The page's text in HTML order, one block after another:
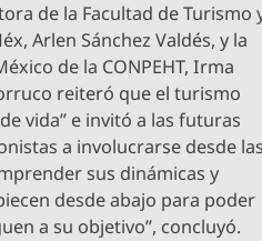
de la Facultad de Turismo
Arlen Sánchez Valdés, y la
de la CONPEHT, Irma
reiteró que el turismo
vida” e invitó a las futuras
a involucrarse desde
sus dinámicas y
desde abajo para poder
a su objetivo”, concluyó.